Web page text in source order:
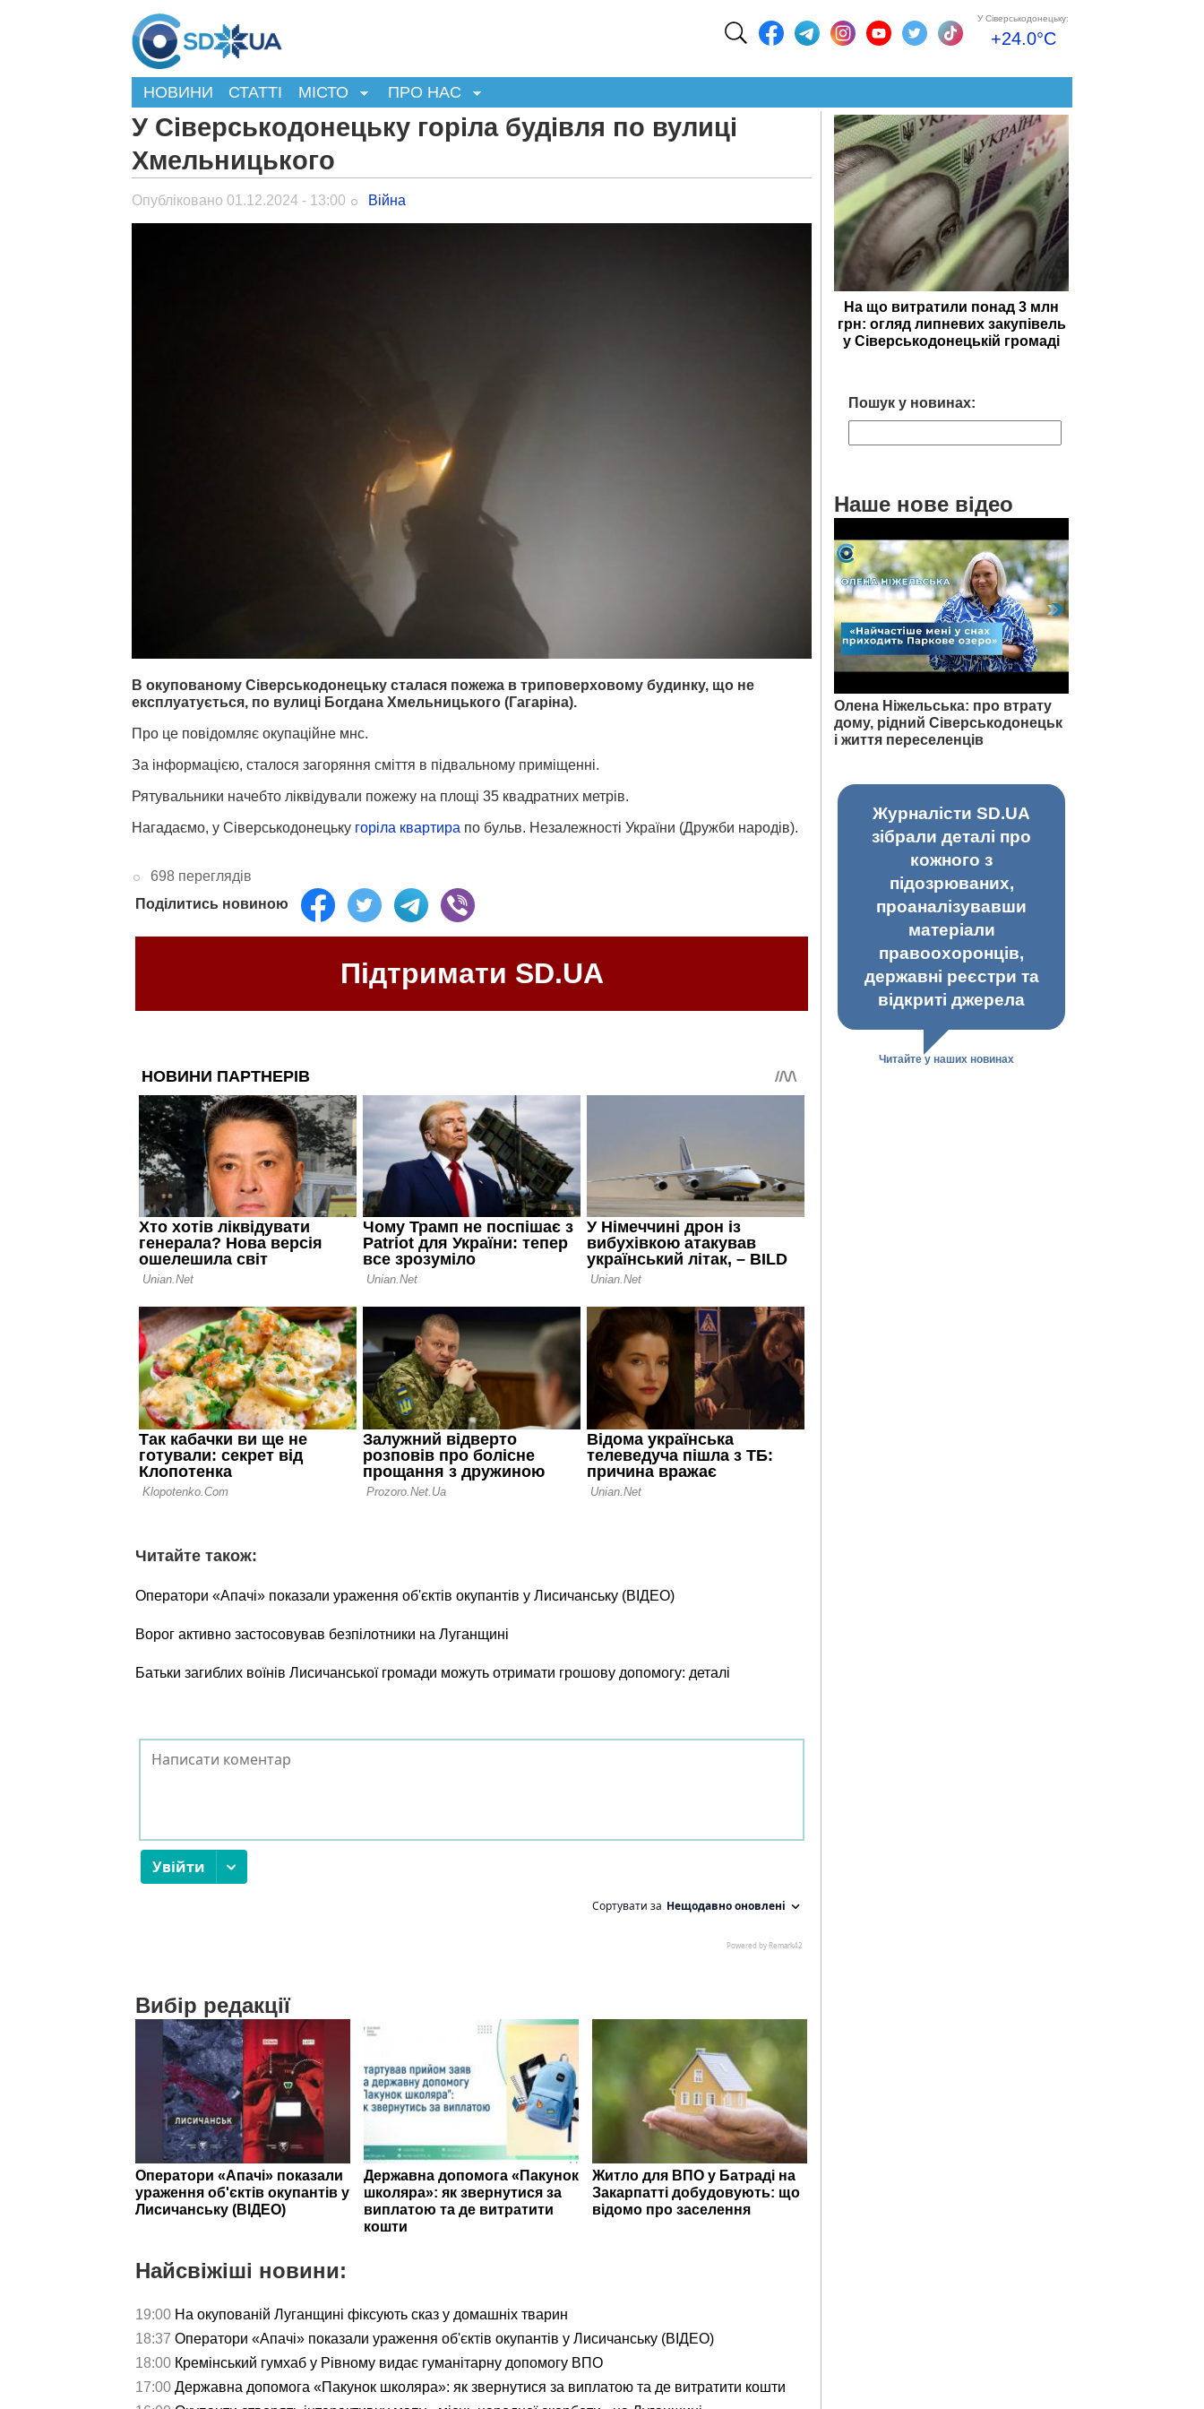
У Сіверськодонецьку:
+24.0°C
НОВИНИ СТАТТІ МІСТО ПРО НАС
У Сіверськодонецьку горіла будівля по вулиці
Хмельницького
Опубліковано 01.12.2024 - 13:00 Війна
В окупованому Сіверськодонецьку сталася пожежа в триповерховому будинку, що не
експлуатується, по вулиці Богдана Хмельницького (Гагаріна).
Про це повідомляє окупаційне мнс.
За інформацією, сталося загоряння сміття в підвальному приміщенні.
Рятувальники начебто ліквідували пожежу на площі 35 квадратних метрів.
Нагадаємо, у Сіверськодонецьку горіла квартира по бульв. Незалежності України (Дружби народів).
698 переглядів
Поділитись новиною
Підтримати SD.UA
Читайте також:
Оператори «Апачі» показали ураження об'єктів окупантів у Лисичанську (ВІДЕО)
Ворог активно застосовував безпілотники на Луганщині
Батьки загиблих воїнів Лисичанської громади можуть отримати грошову допомогу: деталі
Вибір редакції
Оператори «Апачі» показали
ураження об'єктів окупантів у
Лисичанську (ВІДЕО)
Державна допомога «Пакунок
школяра»: як звернутися за
виплатою та де витратити
кошти
Житло для ВПО у Батраді на
Закарпатті добудовують: що
відомо про заселення
Найсвіжіші новини:
19:00 На окупованій Луганщині фіксують сказ у домашніх тварин
18:37 Оператори «Апачі» показали ураження об'єктів окупантів у Лисичанську (ВІДЕО)
18:00 Кремінський гумхаб у Рівному видає гуманітарну допомогу ВПО
17:00 Державна допомога «Пакунок школяра»: як звернутися за виплатою та де витратити кошти
На що витратили понад 3 млн
грн: огляд липневих закупівель
у Сіверськодонецькій громаді
Пошук у новинах:
Наше нове відео
Олена Ніжельська: про втрату
дому, рідний Сіверськодонецьк
і життя переселенців
Журналісти SD.UA
зібрали деталі про
кожного з
підозрюваних,
проаналізувавши
матеріали
правоохоронців,
державні реєстри та
відкриті джерела
Читайте у наших новинах